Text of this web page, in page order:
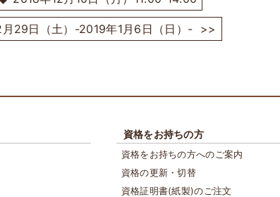
29日（土）-2019年1月6日（日）- >>
資格をお持ちの方
資格をお持ちの方へのご案内
資格の更新・切替
資格証明書(紙製)のご注文